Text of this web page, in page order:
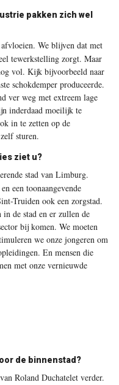
pakken zich wel
We blijven dat met
tewerkstelling zorgt. Maar
vol. Kijk bijvoorbeeld naar
schokdemper produceerde.
ver weg met extreem lage
inderdaad moeilijk te
in te zetten op de
sturen.
ziet u?
stad van Limburg.
een toonaangevende
Truiden ook een zorgstad.
de stad en er zullen de
bij komen. We moeten
we onze jongeren om
En mensen die
met onze vernieuwde
de binnenstad?
Roland Duchatelet verder.